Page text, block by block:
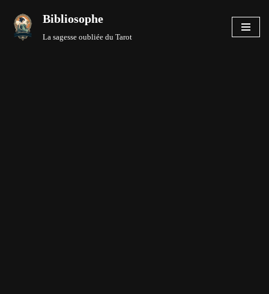
Aller
Bibliosophe
La sagesse oubliée du Tarot